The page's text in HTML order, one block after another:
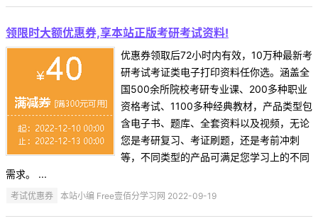
领限时大额优惠券,享本站正版考研考试资料!
优惠券领取后72小时内有效，10万种最新考
研考试考证类电子打印资料任你选。涵盖全
国500余所院校考研专业课、200多种职业
资格考试、1100多种经典教材，产品类型包
含电子书、题库、全套资料以及视频，无论
您是考研复习、考证刷题，还是考前冲刺
等，不同类型的产品可满足您学习上的不同
需求。 ...
考试优惠券 本站小编 Free壹佰分学习网 2022-09-19